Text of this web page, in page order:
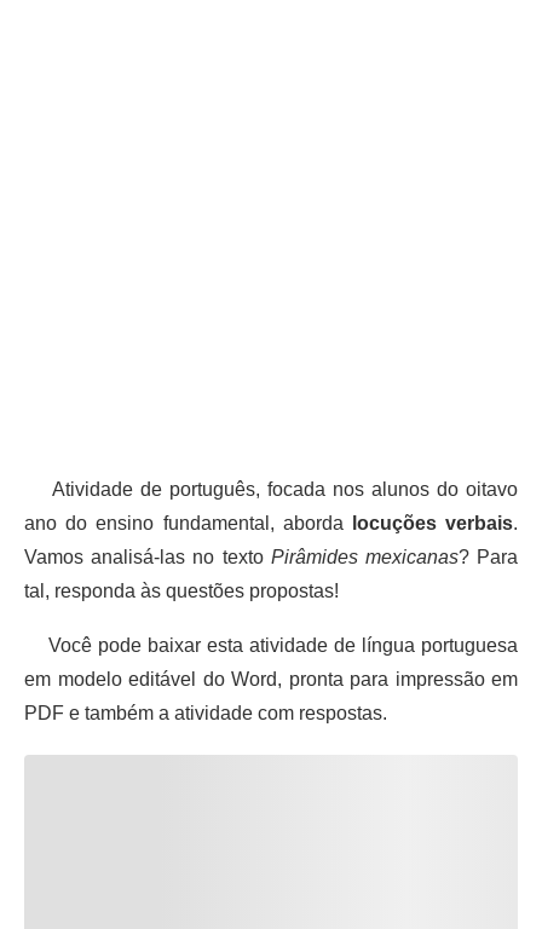
Atividade de português, focada nos alunos do oitavo
ano do ensino fundamental, aborda
locuções verbais.
Vamos analisá-las no texto Pirâmides mexicanas? Para
tal, responda às questões propostas!
Você pode baixar esta atividade de língua portuguesa
em modelo editável do Word, pronta para impressão em
PDF e também a atividade com respostas.